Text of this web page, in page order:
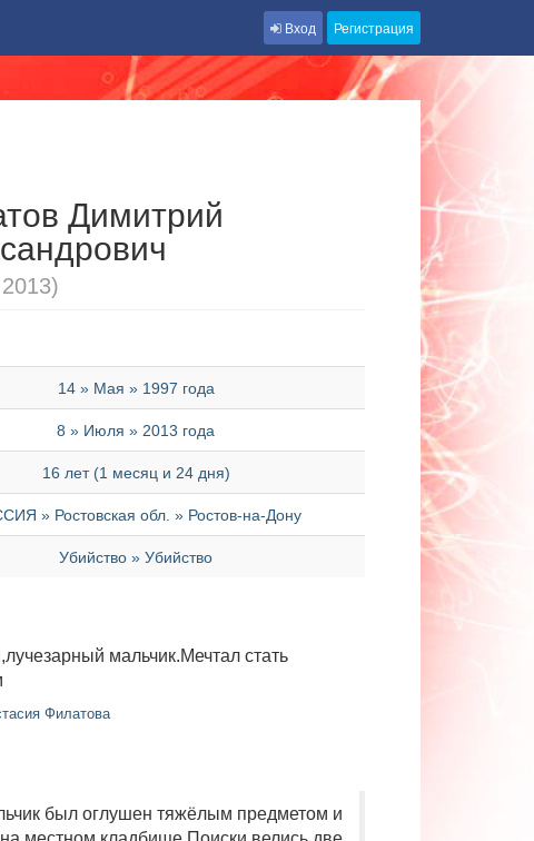
Вход Регистрация
Димитрий
14 » Мая » 1997 года
8 » Июля » 2013 года
16 лет (1 месяц и 24 дня)
» Ростовская обл. » Ростов-на-Дону
Убийство » Убийство
мальчик.Мечтал стать
Филатова
был оглушен тяжёлым предметом и